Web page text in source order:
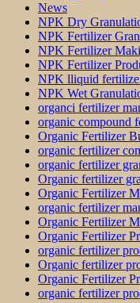
News
NPK Dry
NPK Fertilizer
NPK Fertilizer
NPK Fertilizer
NPK lliquid
NPK Wet
organci fertilizer
organic compound
Organic Fertilizer
organic fertilizer
organic fertilizer
Organic fertilizer
Organic Fertilizer
organic fertilizer
Organic Fertilizer
Organic Fertilizer
organic fertilizer
Organic fertilizer
Organic Fertilizer
organic fertilizer